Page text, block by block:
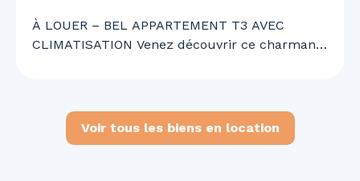
À LOUER – BEL APPARTEMENT T3 AVEC
CLIMATISATION Venez découvrir ce charmant
séjour lumineux, de deux chambres, d’une
salle de bains, d’un WC ainsi que d’une
Voir tous les biens en location